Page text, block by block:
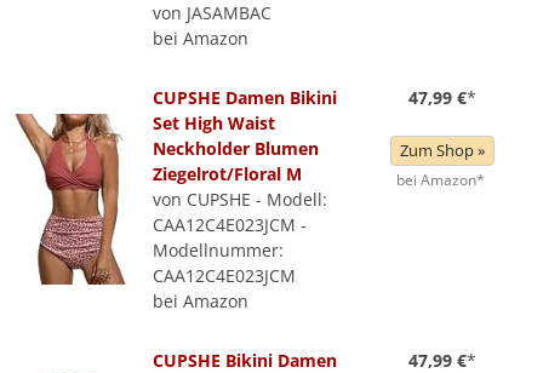
von JASAMBAC
bei Amazon
CUPSHE Damen Bikini
Set High Waist
Neckholder Blumen
Ziegelrot/Floral M
von CUPSHE - Modell:
CAA12C4E023JCM -
Modellnummer:
CAA12C4E023JCM
bei Amazon
47,99 €*
Zum Shop »
bei Amazon*
CUPSHE Bikini Damen
47,99 €*